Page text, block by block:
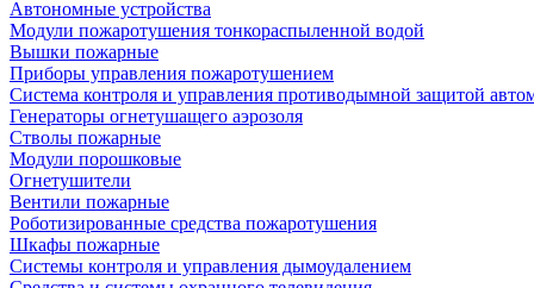
Автономные устройства
Модули пожаротушения тонкораспыленной водой
Вышки пожарные
Приборы управления пожаротушением
Система контроля и управления противодымной защитой
Генераторы огнетушащего аэрозоля
Стволы пожарные
Модули порошковые
Огнетушители
Вентили пожарные
Роботизированные средства пожаротушения
Шкафы пожарные
Системы контроля и управления дымоудалением